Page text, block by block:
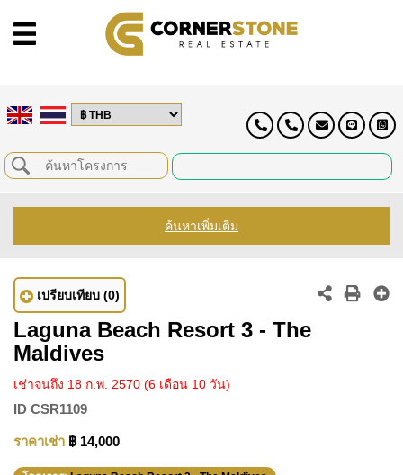
ค้นหาเพิ่มเติม
เปรียบเทียบ (0)
Laguna Beach Resort 3 - The
Maldives
เช่าจนถึง 18 ก.พ. 2570 (6 เดือน 10 วัน)
ID CSR1109
ราคาเช่า ฿ 14,000